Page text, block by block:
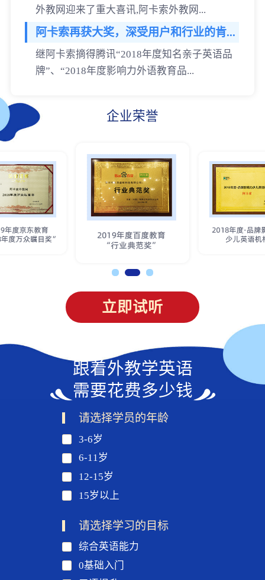
外教网迎来了重大喜讯,阿卡索外教网...
阿卡索再获大奖，深受用户和行业的肯...
继阿卡索摘得腾讯“2018年度知名亲子英语品
牌”、“2018年度影响力外语教育品...
企业荣誉
立即试听
跟着外教学英语
需要花费多少钱
请选择学员的年龄
3-6岁
6-11岁
12-15岁
15岁以上
请选择学习的目标
综合英语能力
0基础入门